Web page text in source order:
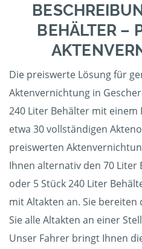
BEHÄLTER –
Die preiswerte Lösung für
Aktenvernichtung in
240 Liter Behälter mit einem
etwa 30 vollständigen
preiswerten
Ihnen alternativ den 70
oder 5 Stück 240 Liter
mit Altakten an. Sie
Sie alle Altakten an einer
Unser Fahrer bringt Ihnen